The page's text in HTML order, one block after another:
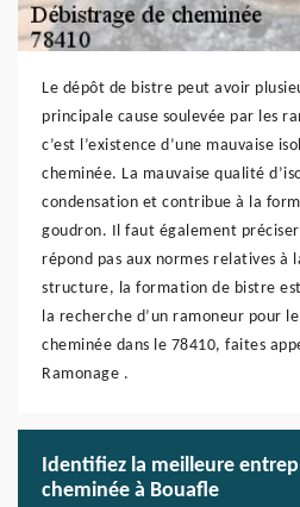
Le dépôt de bistre peut avoir
principale cause soulevée par les
c’est l’existence d’une mauvaise
cheminée. La mauvaise qualité
condensation et contribue à la
goudron. Il faut également
répond pas aux normes relatives à
structure, la formation de bistre
la recherche d’un ramoneur pour
cheminée dans le 78410, faites
Ramonage .
Identifiez la meilleure
cheminée à Bouafle